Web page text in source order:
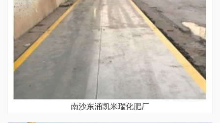
南沙东涌凯米瑞化肥厂